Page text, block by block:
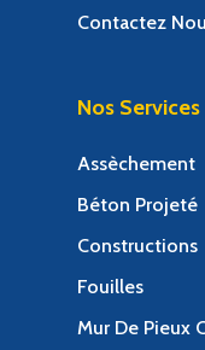
Contactez
Nos Services
Assèchement
Béton Projeté
Constructions
Fouilles
Mur De Pieux